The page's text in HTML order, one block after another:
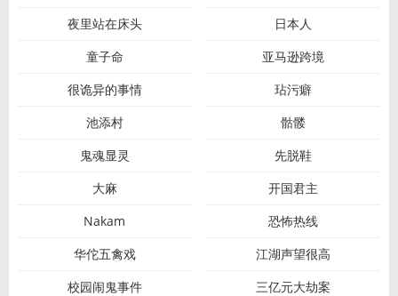
夜里站在床头
日本人
童子命
亚马逊跨境
很诡异的事情
玷污癖
池添村
骷髅
鬼魂显灵
先脱鞋
大麻
开国君主
Nakam
恐怖热线
华佗五禽戏
江湖声望很高
校园闹鬼事件
三亿元大劫案